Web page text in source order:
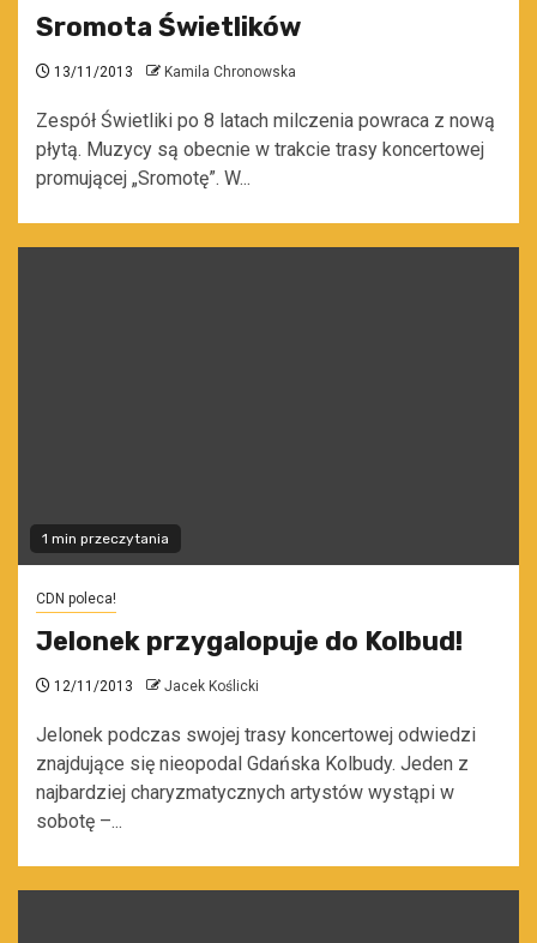
Sromota Świetlików
13/11/2013 Kamila Chronowska
Zespół Świetliki po 8 latach milczenia powraca z nową
płytą. Muzycy są obecnie w trakcie trasy koncertowej
promującej „Sromotę”. W...
1 min przeczytania
CDN poleca!
Jelonek przygalopuje do Kolbud!
12/11/2013 Jacek Koślicki
Jelonek podczas swojej trasy koncertowej odwiedzi
znajdujące się nieopodal Gdańska Kolbudy. Jeden z
najbardziej charyzmatycznych artystów wystąpi w
sobotę –...